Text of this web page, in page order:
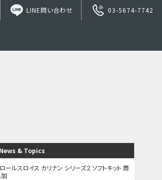
LINE問い合わせ 03-5674-7742
& Topics
ールスロイス カリナン シリーズ２ ソフトキット 商